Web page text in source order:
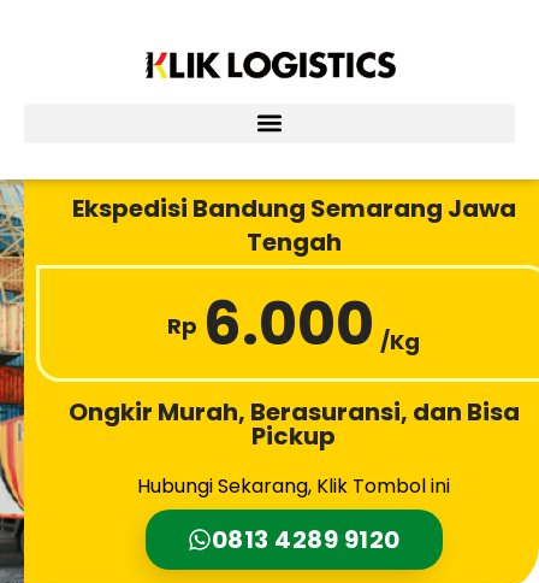
Ekspedisi Bandung Semarang Jawa
Tengah
Rp 6.000 /Kg
Ongkir Murah, Berasuransi, dan Bisa
Pickup
Hubungi Sekarang, Klik Tombol ini
0813 4289 9120